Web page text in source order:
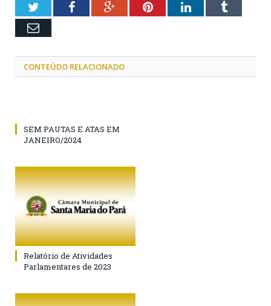
TwitterFacebookGoogle+PinterestLinkedInTumblr
Email
CONTEÚDO RELACIONADO
SEM PAUTAS E ATAS EM
JANEIRO/2024
Relatório de Atividades
Parlamentares de 2023